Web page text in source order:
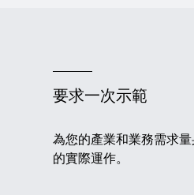
要求一次示範
為您的產業和業務需求
的實際運作。